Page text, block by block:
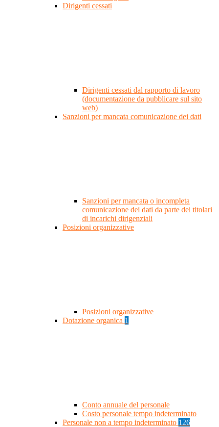
Dirigenti cessati
Dirigenti cessati dal rapporto di lavoro
(documentazione da pubblicare sul sito
web)
Sanzioni per mancata comunicazione dei dati
Sanzioni per mancata o incompleta
comunicazione dei dati da parte dei titolari
di incarichi dirigenziali
Posizioni organizzative
Posizioni organizzative
Dotazione organica 1
Conto annuale del personale
Costo personale tempo indeterminato
Personale non a tempo indeterminato 126